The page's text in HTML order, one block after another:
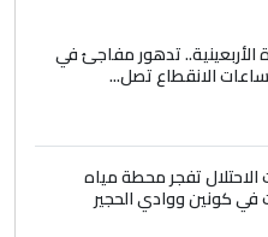
الصائب يكون بعد
...
مدير مستشفى الكرخ
4
علي ماما يسقط
الأربعينية.. تدهور مفاجئ في
الانقطاع تصل...
الاحتلال تفجر محطة مياه
في كونين ووادي الحجير